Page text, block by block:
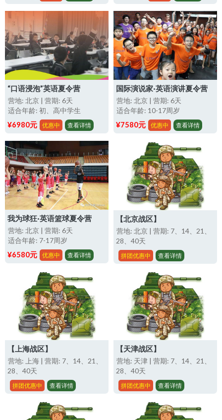
“口语浸泡”英语夏令营
营地: 北京 | 营期: 6天
适合年龄: 初、高中学生
¥6980元
优惠中 查看详情
国际演说家·英语演讲夏令营
营地: 北京 | 营期: 6天
适合年龄: 10-17周岁
¥7580元
优惠中 查看详情
我为球狂·英语篮球夏令营
营地: 北京 | 营期: 6天
适合年龄: 7-17周岁
¥6580元
优惠中 查看详情
【北京战区】
营地: 北京 | 营期: 7、14、21、
28、40天
拼团优惠中 查看详情
【上海战区】
营地: 上海 | 营期: 7、14、21、
28、40天
拼团优惠中 查看详情
【天津战区】
营地: 天津 | 营期: 7、14、21、
28、40天
拼团优惠中 查看详情